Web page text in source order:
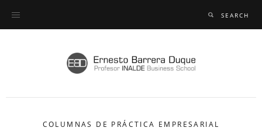
COLUMNAS DE PRÁCTICA EMPRESARIAL